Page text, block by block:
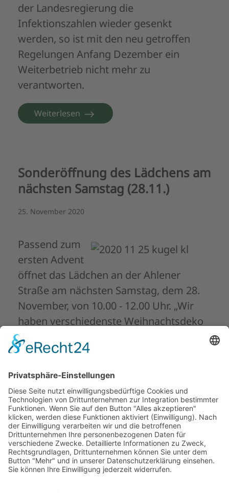
der Landesregierung die
Infektionszahlen wieder gesenkt
werden, so ist mit den neu getroffen
Regelungen Anfang Dezember ein
Weiterbetrieb nicht mehr zu
verantworten.
Weiterlesen
Sonderöffnung des Lädchens am
nächsten Samstag (28.11.)
25. November 2020
Passend zum
ersten Advent
öffnet das Lädchen an der Ahlener
Straße am nächsten Samstag, dem 28.
November, von 10.00 - 12.00 Uhr. „Wir
haben verschiedenste Weihnachtsdeko
im Angebot, von Christbaumständern
über Baumkugeln und Gestecken bis hin
an dem Tag auch Spenden an und
verkaufen gerne Kleidung,
Haushaltswaren, Bücher und vieles
mehr.“ berichtet Heike Kappelhoff von
den Ladenmädels.
Weiterlesen